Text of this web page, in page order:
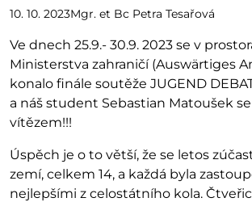
10. 10. 2023Mgr. et Bc Petra Tesařová
Ve dnech 25.9.- 30.9. 2023 se v
Ministerstva zahraničí (Auswärtiges
konalo finále soutěže JUGEND
a náš student Sebastian Matoušek
vítězem!!!
Úspěch je o to větší, že se letos
zemí, celkem 14, a každá byla
nejlepšími z celostátního kola.